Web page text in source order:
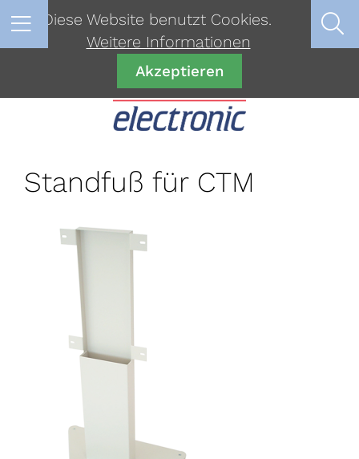
Standfuß für CTM
Diese Website benutzt Cookies.
Weitere Informationen
Akzeptieren